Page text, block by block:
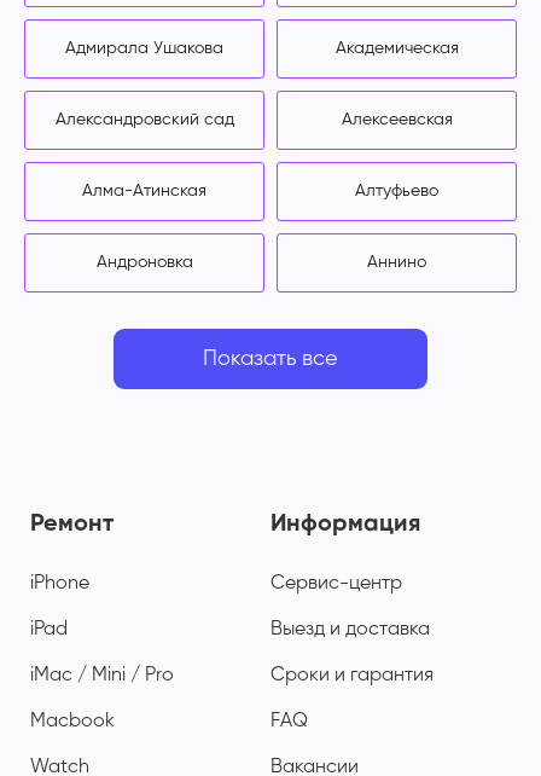
Адмирала Ушакова Академическая
Александровский сад Алексеевская
Алма-Атинская Алтуфьево
Андроновка Аннино
Показать все
Ремонт
iPhone
iPad
iMac / Mini / Pro
Macbook
Watch
Информация
Сервис-центр
Выезд и доставка
Сроки и гарантия
FAQ
Вакансии